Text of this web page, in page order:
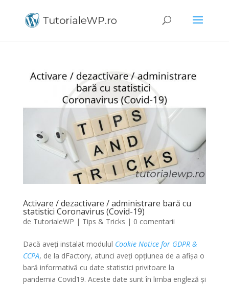
Activare / dezactivare / administrare bară cu
statistici Coronavirus (Covid-19)
de TutorialeWP | Tips & Tricks | 0 comentarii
Dacă aveți instalat modulul Cookie Notice for GDPR &
CCPA, de la dFactory, atunci aveți opțiunea de a afișa o
bară informativă cu date statistici privitoare la
pandemia Covid19. Aceste date sunt în limba engleză și